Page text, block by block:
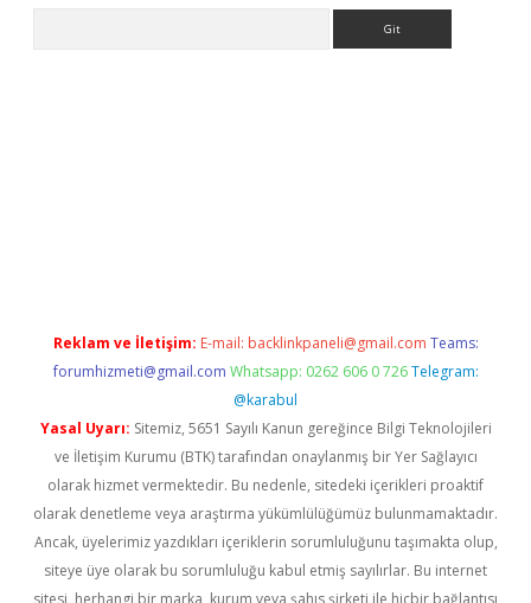
Reklam ve İletişim: E-mail: backlinkpaneli@gmail.com Teams:
forumhizmeti@gmail.com Whatsapp: 0262 606 0 726 Telegram:
@karabul
Yasal Uyarı: Sitemiz, 5651 Sayılı Kanun gereğince Bilgi Teknolojileri
ve İletişim Kurumu (BTK) tarafından onaylanmış bir Yer Sağlayıcı
olarak hizmet vermektedir. Bu nedenle, sitedeki içerikleri proaktif
olarak denetleme veya araştırma yükümlülüğümüz bulunmamaktadır.
Ancak, üyelerimiz yazdıkları içeriklerin sorumluluğunu taşımakta olup,
siteye üye olarak bu sorumluluğu kabul etmiş sayılırlar. Bu internet
sitesi, herhangi bir marka, kurum veya şahıs şirketi ile hiçbir bağlantısı